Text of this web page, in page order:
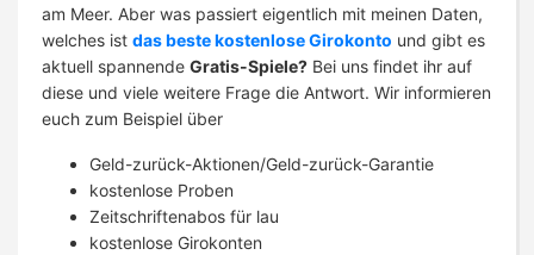
am Meer. Aber was passiert eigentlich mit meinen Daten,
welches ist das beste kostenlose Girokonto und gibt es
aktuell spannende Gratis-Spiele? Bei uns findet ihr auf
diese und viele weitere Frage die Antwort. Wir informieren
euch zum Beispiel über
Geld-zurück-Aktionen/Geld-zurück-Garantie
kostenlose Proben
Zeitschriftenabos für lau
kostenlose Girokonten